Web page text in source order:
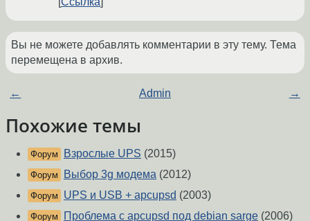
Вы не можете добавлять комментарии в эту тему. Тема
перемещена в архив.
← Admin →
Похожие темы
Форум Взрослые UPS (2015)
Форум Выбор 3g модема (2012)
Форум UPS и USB + apcupsd (2003)
Форум Проблема с apcupsd под debian sarge (2006)